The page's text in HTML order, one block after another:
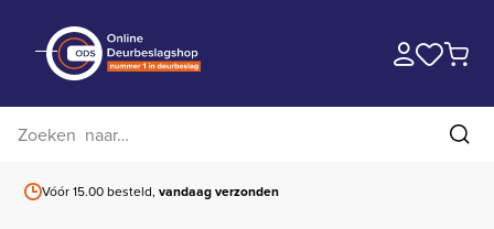
Vóór 15.00 besteld,vandaag verzonden